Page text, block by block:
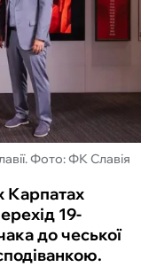
Фото: ФК Славія
Карпатах
19-
до чеської